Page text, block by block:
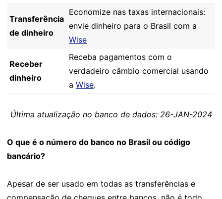
Transferência
de dinheiro
Economize nas taxas internacionais:
envie dinheiro para o Brasil com a
Wise
Receber
dinheiro
Receba pagamentos com o
verdadeiro câmbio comercial usando
a Wise.
Última atualização no banco de dados: 26-JAN-2024
O que é o número do banco no Brasil ou código
bancário?
Apesar de ser usado em todas as transferências e